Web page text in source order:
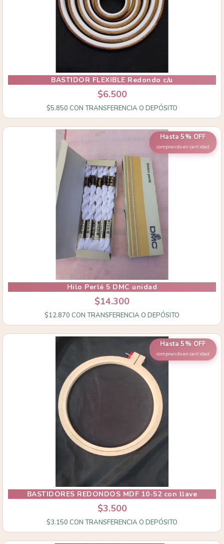
BASTIDOR FLEXIBLE Redondo c/u
$6.500
$5.850 CON TRANSFERENCIA O DEPÓSITO
Hasta 5% OFF
comprando en cantidad
Hilo Perlé 5 DMC unidad
$14.300
$12.870 CON TRANSFERENCIA O DEPÓSITO
Hasta 5% OFF
comprando en cantidad
BASTIDORES REDONDOS MDF 10-52 con llave
$3.500
$3.150 CON TRANSFERENCIA O DEPÓSITO